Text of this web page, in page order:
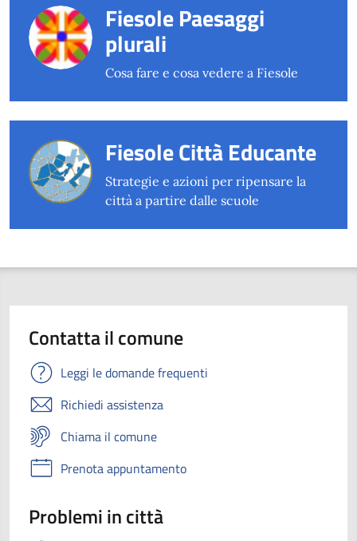
Fiesole Paesaggi
plurali
Cosa fare e cosa vedere a Fiesole
Fiesole Città Educante
Strategie e azioni per ripensare la
città a partire dalle scuole
Contatta il comune
Leggi le domande frequenti
Richiedi assistenza
Chiama il comune
Prenota appuntamento
Problemi in città